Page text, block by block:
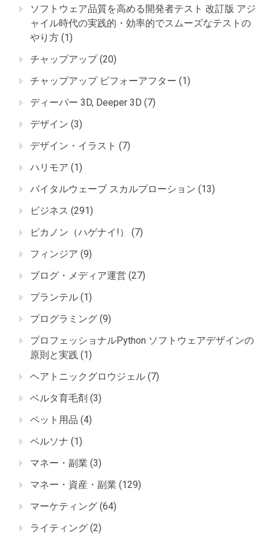
ソフトウェア品質を高める開発者テスト 改訂版 アジ
ャイル時代の実践的・効率的でスムーズなテストの
やり方 (1)
チャップアップ(20)
チャップアップ ビフォーアフター (1)
ディーパー 3D, Deeper 3D (7)
デザイン (3)
デザイン・イラスト (7)
ハリモア (1)
バイタルウェーブ スカルプローション (13)
ビジネス (291)
ピカノン（ハゲナイ!）
(7)
フィンジア (9)
ブログ・メディア運営 (27)
プランテル (1)
プログラミング (9)
プロフェッショナルPython ソフトウェアデザインの
原則と実践 (1)
ヘアトニックグロウジェル (7)
ベルタ育毛剤 (3)
ペット用品 (4)
ペルソナ (1)
マネー・副業 (3)
マネー・資産・副業 (129)
マーケティング (64)
ライティング (2)